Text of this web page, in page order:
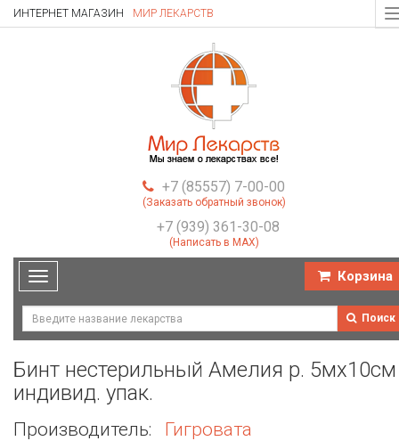
ИНТЕРНЕТ МАГАЗИН МИР ЛЕКАРСТВ
+7 (85557) 7-00-00
(Заказать обратный звонок)
+7 (939) 361-30-08
(Написать в MAX)
Toggle
navigation
Корзина
Поиск
Бинт нестерильный Амелия р.
индивид. упак.
Производитель: Гигровата